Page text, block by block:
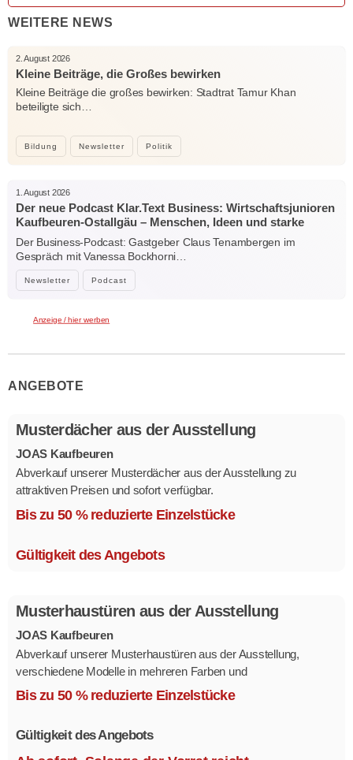
WEITERE NEWS
Bildung Newsletter Politik
2. August 2026
Kleine Beiträge, die Großes bewirken
Kleine Beiträge die großes bewirken: Stadtrat Tamur Khan
beteiligte sich…
Newsletter Podcast
1. August 2026
Der neue Podcast Klar.Text Business: Wirtschaftsjunioren
Kaufbeuren-Ostallgäu – Menschen, Ideen und starke
Verbindungen
Der Business-Podcast: Gastgeber Claus Tenambergen im
Gespräch mit Vanessa Bockhorni…
Anzeige / hier werben
ANGEBOTE
Musterdächer aus der Ausstellung
JOAS Kaufbeuren
Abverkauf unserer Musterdächer aus der Ausstellung zu
attraktiven Preisen und sofort verfügbar.
Mehrere Modelle in verschiedenen Ausführungen.
Bis zu 50 % reduzierte Einzelstücke
Gültigkeit des Angebots
Musterhaustüren aus der Ausstellung
JOAS Kaufbeuren
Abverkauf unserer Musterhaustüren aus der Ausstellung,
verschiedene Modelle in mehreren Farben und
Ausstattungsvarianten.
Bis zu 50 % reduzierte Einzelstücke
Gültigkeit des Angebots